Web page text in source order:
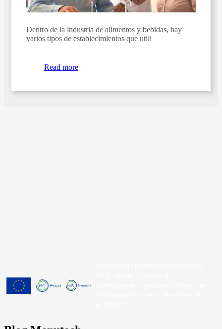
Dentro de la industria de alimentos y bebidas, hay
varios tipos de establecimientos que utili
Read more